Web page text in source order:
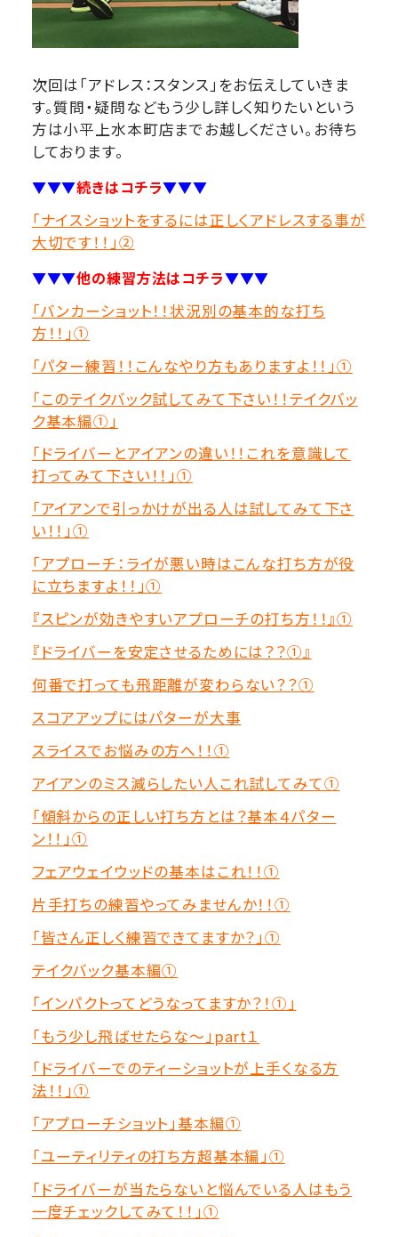
次回は「アドレス：スタンス」をお伝えしていきま
す。質問・疑問などもう少し詳しく知りたいという
方は小平上水本町店までお越しください。お待ち
しております。
▼▼▼続きはコチラ▼▼▼
「ナイスショットをするには正しくアドレスする事が
大切です！！」②
▼▼▼他の練習方法はコチラ▼▼▼
「バンカーショット！！状況別の基本的な打ち
方！！」①
「パター練習！！こんなやり方もありますよ！！」①
「このテイクバック試してみて下さい！！テイクバッ
ク基本編①」
「ドライバーとアイアンの違い！！これを意識して
打ってみて下さい！！」①
「アイアンで引っかけが出る人は試してみて下さ
い！！」①
「アプローチ：ライが悪い時はこんな打ち方が役
に立ちますよ！！」①
『スピンが効きやすいアプローチの打ち方！！』①
『ドライバーを安定させるためには？？①』
何番で打っても飛距離が変わらない？？①
スコアアップにはパターが大事
スライスでお悩みの方へ！！①
アイアンのミス減らしたい人これ試してみて①
「傾斜からの正しい打ち方とは？基本４パター
ン！！」①
フェアウェイウッドの基本はこれ！！①
片手打ちの練習やってみませんか！！①
「皆さん正しく練習できてますか？」①
テイクバック基本編①
「インパクトってどうなってますか？！①」
「もう少し飛ばせたらな～」part１
「ドライバーでのティーショットが上手くなる方
法！！」①
「アプローチショット」基本編①
「ユーティリティの打ち方超基本編」①
「ドライバーが当たらないと悩んでいる人はもう
一度チェックしてみて！！」①